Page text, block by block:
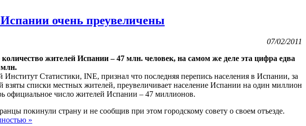
очень преувеличены
07/02/2011
жителей Испании – 47 млн. человек, на самом же деле эта цифра едва
Статистики, INE, признал что последняя перепись населения в Испании, за
взяты списки местных жителей, преувеличивает население Испании на один миллион
официальное число жителей Испании – 47 миллионов.
покинули страну и не сообщив при этом городскому совету о своем отъезде.
»